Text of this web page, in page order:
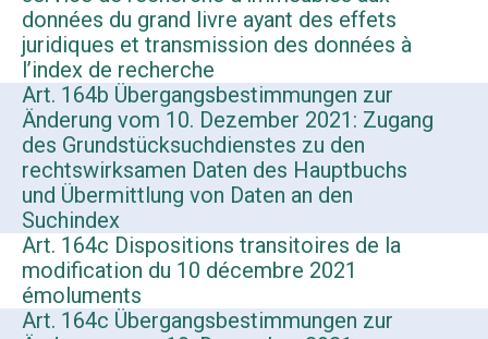
données du grand livre ayant des effets
juridiques et transmission des données à
l’index de recherche
Art. 164b Übergangsbestimmungen zur
Änderung vom 10. Dezember 2021: Zugang
des Grundstücksuchdienstes zu den
rechtswirksamen Daten des Hauptbuchs
und Übermittlung von Daten an den
Suchindex
Art. 164c Dispositions transitoires de la
modification du 10 décembre 2021
émoluments
Art. 164c Übergangsbestimmungen zur